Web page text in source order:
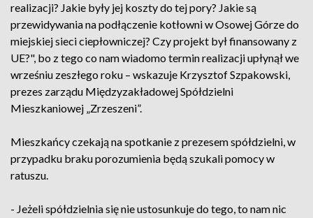
realizacji? Jakie były jej koszty do tej pory? Jakie są
przewidywania na podłączenie kotłowni w Osowej Górze do
miejskiej sieci ciepłowniczej? Czy projekt był finansowany z
UE?", bo z tego co nam wiadomo termin realizacji upłynął we
wrześniu zeszłego roku – wskazuje Krzysztof Szpakowski,
prezes zarządu Międzyzakładowej Spółdzielni
Mieszkaniowej „Zrzeszeni”.
Mieszkańcy czekają na spotkanie z prezesem spółdzielni, w
przypadku braku porozumienia będą szukali pomocy w
ratuszu.
- Jeżeli spółdzielnia się nie ustosunkuje do tego, to nam nic